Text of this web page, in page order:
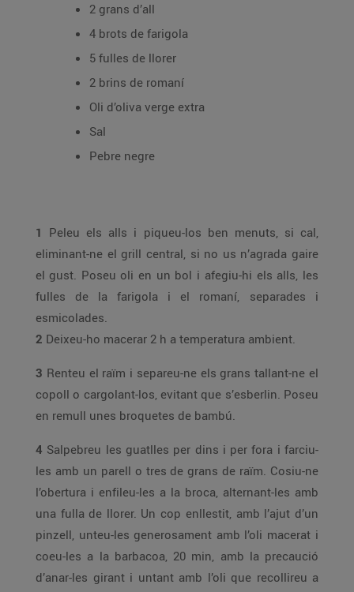
2 grans d’all
4 brots de farigola
5 fulles de llorer
2 brins de romaní
Oli d’oliva verge extra
Sal
Pebre negre
1 Peleu els alls i piqueu-los ben menuts, si cal,
eliminant-ne el grill central, si no us n’agrada gaire
el gust. Poseu oli en un bol i afegiu-hi els alls, les
fulles de la farigola i el romaní, separades i
esmicolades.
2 Deixeu-ho macerar 2 h a temperatura ambient.
3 Renteu el raïm i separeu-ne els grans tallant-ne el
copoll o cargolant-los, evitant que s’esberlin. Poseu
en remull unes broquetes de bambú.
4 Salpebreu les guatlles per dins i per fora i farciu-
les amb un parell o tres de grans de raïm. Cosiu-ne
l’obertura i enfileu-les a la broca, alternant-les amb
una fulla de llorer. Un cop enllestit, amb l’ajut d’un
pinzell, unteu-les generosament amb l’oli macerat i
coeu-les a la barbacoa, 20 min, amb la precaució
d’anar-les girant i untant amb l’oli que recollireu a